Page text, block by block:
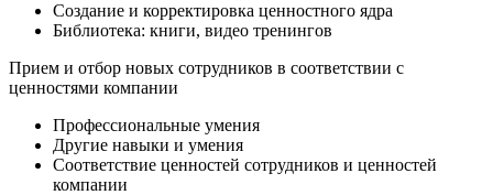
Создание и корректировка ценностного ядра
Библиотека: книги, видео тренингов
Прием и отбор новых сотрудников в соответствии с
ценностями компании
Профессиональные умения
Другие навыки и умения
Соответствие ценностей сотрудников и ценностей
компании